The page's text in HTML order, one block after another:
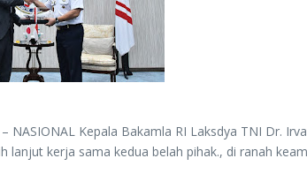
– NASIONAL Kepala Bakamla RI Laksdya TNI Dr.
lanjut kerja sama kedua belah pihak., di ranah